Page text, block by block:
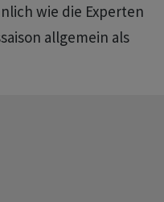
wie die Experten
allgemein als